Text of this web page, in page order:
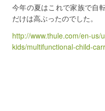
今年の夏はこれで家族で自
だけは高ぶったのでした。
http://www.thule.com/en-us/
kids/multifunctional-child-